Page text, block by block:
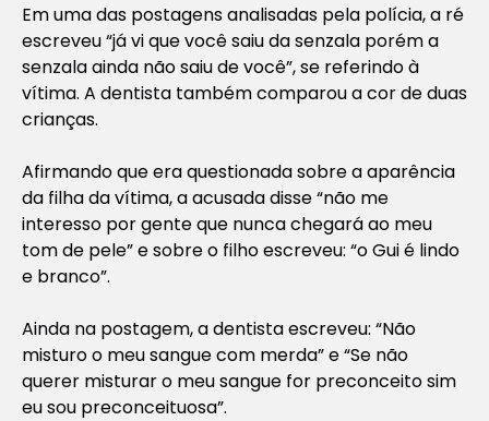
Em uma das postagens analisadas pela polícia, a ré
escreveu “já vi que você saiu da senzala porém a
senzala ainda não saiu de você”, se referindo à
vítima. A dentista também comparou a cor de duas
crianças.
Afirmando que era questionada sobre a aparência
da filha da vítima, a acusada disse “não me
interesso por gente que nunca chegará ao meu
tom de pele” e sobre o filho escreveu: “o Gui é lindo
e branco”.
Ainda na postagem, a dentista escreveu: “Não
misturo o meu sangue com merda” e “Se não
querer misturar o meu sangue for preconceito sim
eu sou preconceituosa”.